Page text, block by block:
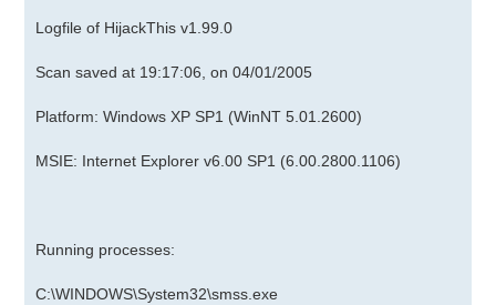
Logfile of HijackThis v1.99.0
Scan saved at 19:17:06, on 04/01/2005
Platform: Windows XP SP1 (WinNT 5.01.2600)
MSIE: Internet Explorer v6.00 SP1 (6.00.2800.1106)
Running processes:
C:\WINDOWS\System32\smss.exe